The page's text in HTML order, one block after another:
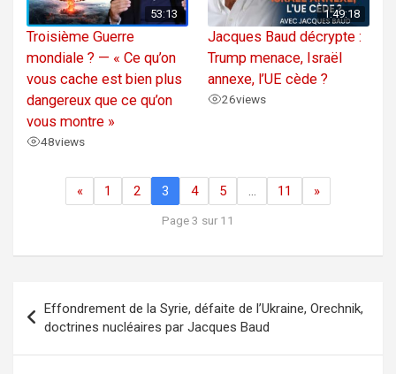
53:13
Troisième Guerre
mondiale ? — « Ce qu’on
vous cache est bien plus
dangereux que ce qu’on
vous montre »
48views
1:49:18
Jacques Baud décrypte :
Trump menace, Israël
annexe, l’UE cède ?
26views
« 1 2 3 4 5 … 11 »
Page 3 sur 11
de
l’article
Effondrement de la Syrie, défaite de l’Ukraine, Orechnik,
doctrines nucléaires par Jacques Baud